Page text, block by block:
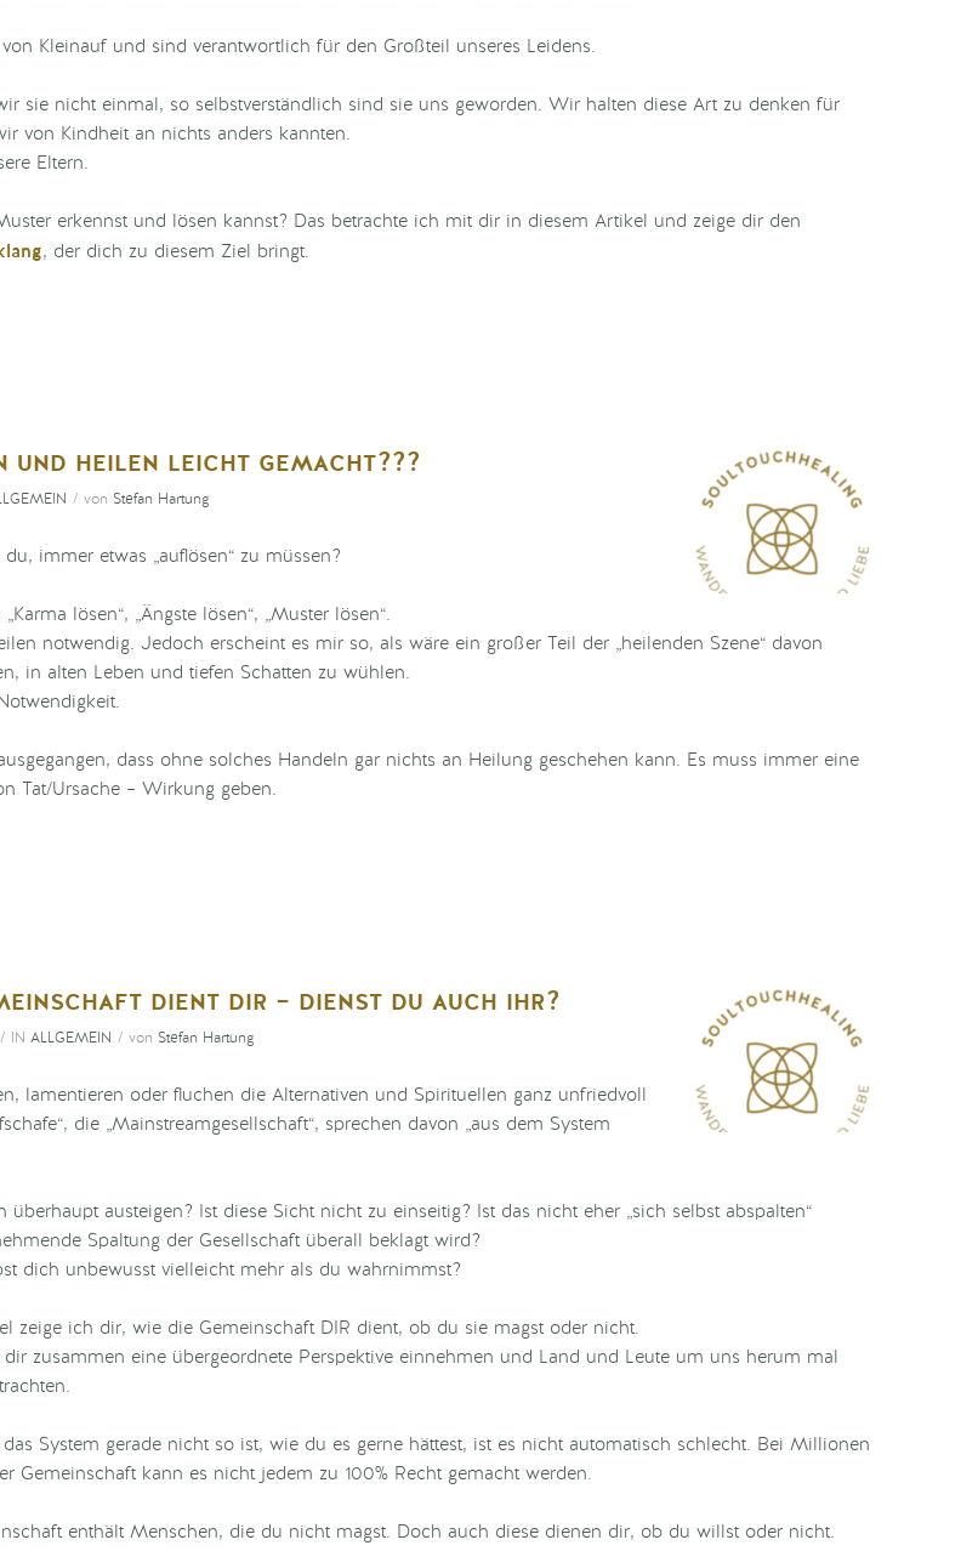
Kleinauf und sind verantwortlich für den Großteil unseres Leidens.
sie nicht einmal, so selbstverständlich sind sie uns geworden. Wir halten diese Art zu denken für
von Kindheit an nichts anders kannten.
Eltern.
erkennst und lösen kannst? Das betrachte ich mit dir in diesem Artikel und zeige dir den
, der dich zu diesem Ziel bringt.
und heilen leicht gemacht???
/ von Stefan Hartung
immer etwas „auflösen“ zu müssen?
lösen“, „Ängste lösen“, „Muster lösen“.
notwendig. Jedoch erscheint es mir so, als wäre ein großer Teil der „heilenden Szene“ davon
in alten Leben und tiefen Schatten zu wühlen.
dass ohne solches Handeln gar nichts an Heilung geschehen kann. Es muss immer eine
Tat/Ursache – Wirkung geben.
dient dir – dienst du auch ihr?
/ IN ALLGEMEIN / von Stefan Hartung
lamentieren oder fluchen die Alternativen und Spirituellen ganz unfriedvoll
die „Mainstreamgesellschaft“, sprechen davon „aus dem System
überhaupt austeigen? Ist diese Sicht nicht zu einseitig? Ist das nicht eher „sich selbst abspalten“
Spaltung der Gesellschaft überall beklagt wird?
dich unbewusst vielleicht mehr als du wahrnimmst?
zeige ich dir, wie die Gemeinschaft DIR dient, ob du sie magst oder nicht.
zusammen eine übergeordnete Perspektive einnehmen und Land und Leute um uns herum mal
System gerade nicht so ist, wie du es gerne hättest, ist es nicht automatisch schlecht. Bei Millionen
Gemeinschaft kann es nicht jedem zu 100% Recht gemacht werden.
enthält Menschen, die du nicht magst. Doch auch diese dienen dir, ob du willst oder nicht.